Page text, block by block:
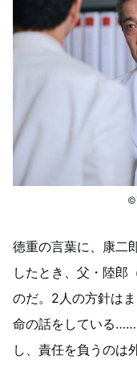
徳重の言葉に、康二
したとき、父・陸郎
のだ。2人の方針は
命の話をしている
し、責任を負うのは